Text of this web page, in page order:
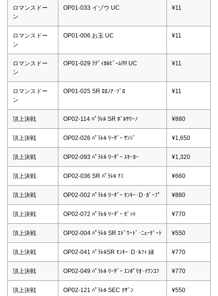
ロマンスドー
ン
OP01-033 イゾウ UC ¥11
ロマンスドー
ン
OP01-006 お玉 UC ¥11
ロマンスドー
ン
OP01-029 ﾗﾃﾞｨｶﾙﾋﾞｰﾑ!!!! UC ¥11
ロマンスドー
ン
OP01-025 SR ﾛﾛﾉｱ･ｿﾞﾛ ¥11
頂上決戦 OP02-114 ﾊﾟﾗﾚﾙ SR ﾎﾞﾙｻﾘｰﾉ ¥880
頂上決戦 OP02-026 ﾊﾟﾗﾚﾙ ﾘｰﾀﾞｰ ｻﾝｼﾞ ¥1,650
頂上決戦 OP02-093 ﾊﾟﾗﾚﾙ ﾘｰﾀﾞｰ ｽﾓｰｶｰ ¥1,320
頂上決戦 OP02-036 SR ﾊﾟﾗﾚﾙ ﾅﾐ ¥660
頂上決戦 OP02-002 ﾊﾟﾗﾚﾙ ﾘｰﾀﾞｰ ﾓﾝｷｰ･D･ｶﾞｰﾌﾟ ¥880
頂上決戦 OP02-072 ﾊﾟﾗﾚﾙ ﾘｰﾀﾞｰ ｾﾞｯﾄ ¥770
頂上決戦 OP02-004 ﾊﾟﾗﾚﾙ SR ｴﾄﾞﾜｰﾄﾞ･ﾆｭｰｹﾞｰﾄ ¥550
頂上決戦 OP02-041 ﾊﾟﾗﾚﾙSR ﾓﾝｷｰ･D･ﾙﾌｨ 緑 ¥770
頂上決戦 OP02-049 ﾊﾟﾗﾚﾙ ﾘｰﾀﾞｰ ｴﾝﾎﾟﾘｵ･ｲﾜﾝｺﾌ ¥770
頂上決戦 OP02-121 ﾊﾟﾗﾚﾙ SEC ｸｻﾞﾝ ¥550